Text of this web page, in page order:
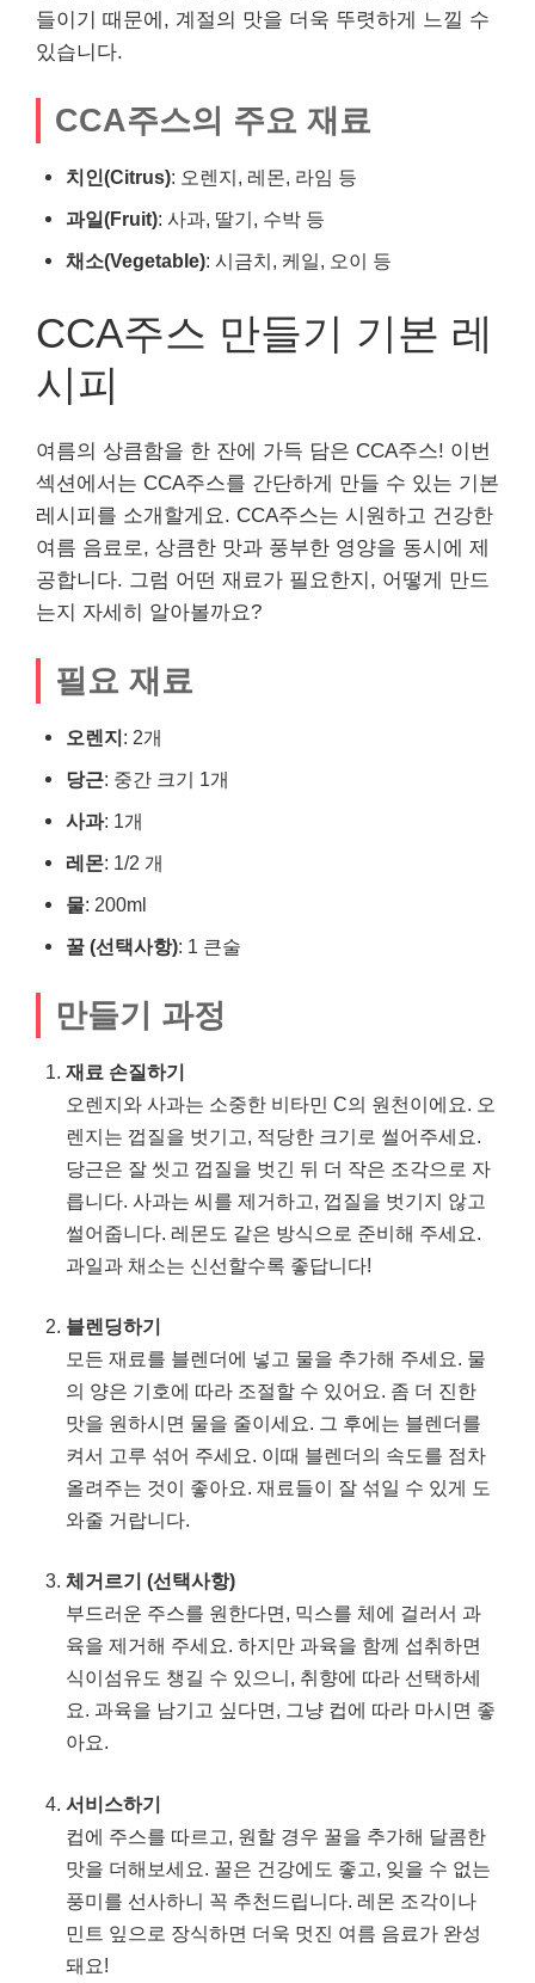
들이기 때문에, 계절의 맛을 더욱 뚜렷하게 느낄 수
있습니다.
CCA주스의 주요 재료
치인(Citrus): 오렌지, 레몬, 라임 등
과일(Fruit): 사과, 딸기, 수박 등
채소(Vegetable): 시금치, 케일, 오이 등
CCA주스 만들기 기본 레
시피
여름의 상큼함을 한 잔에 가득 담은 CCA주스! 이번
섹션에서는 CCA주스를 간단하게 만들 수 있는 기본
레시피를 소개할게요. CCA주스는 시원하고 건강한
여름 음료로, 상큼한 맛과 풍부한 영양을 동시에 제
공합니다. 그럼 어떤 재료가 필요한지, 어떻게 만드
는지 자세히 알아볼까요?
필요 재료
오렌지: 2개
당근: 중간 크기 1개
사과: 1개
레몬: 1/2 개
물: 200ml
꿀 (선택사항): 1 큰술
만들기 과정
재료 손질하기
오렌지와 사과는 소중한 비타민 C의 원천이에요. 오
렌지는 껍질을 벗기고, 적당한 크기로 썰어주세요.
당근은 잘 씻고 껍질을 벗긴 뒤 더 작은 조각으로 자
릅니다. 사과는 씨를 제거하고, 껍질을 벗기지 않고
썰어줍니다. 레몬도 같은 방식으로 준비해 주세요.
과일과 채소는 신선할수록 좋답니다!
블렌딩하기
모든 재료를 블렌더에 넣고 물을 추가해 주세요. 물
의 양은 기호에 따라 조절할 수 있어요. 좀 더 진한
맛을 원하시면 물을 줄이세요. 그 후에는 블렌더를
켜서 고루 섞어 주세요. 이때 블렌더의 속도를 점차
올려주는 것이 좋아요. 재료들이 잘 섞일 수 있게 도
와줄 거랍니다.
체거르기 (선택사항)
부드러운 주스를 원한다면, 믹스를 체에 걸러서 과
육을 제거해 주세요. 하지만 과육을 함께 섭취하면
식이섬유도 챙길 수 있으니, 취향에 따라 선택하세
요. 과육을 남기고 싶다면, 그냥 컵에 따라 마시면 좋
아요.
서비스하기
컵에 주스를 따르고, 원할 경우 꿀을 추가해 달콤한
맛을 더해보세요. 꿀은 건강에도 좋고, 잊을 수 없는
풍미를 선사하니 꼭 추천드립니다. 레몬 조각이나
민트 잎으로 장식하면 더욱 멋진 여름 음료가 완성
돼요!